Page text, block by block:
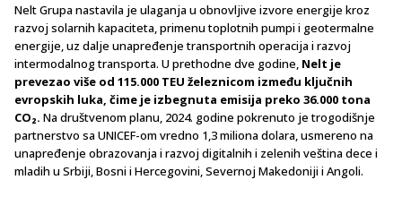
Nelt Grupa nastavila je ulaganja u obnovljive izvore energije kroz
razvoj solarnih kapaciteta, primenu toplotnih pumpi i geotermalne
energije, uz dalje unapređenje transportnih operacija i razvoj
intermodalnog transporta. U prethodne dve godine, Nelt je
prevezao više od 115.000 TEU železnicom između ključnih
evropskih luka, čime je izbegnuta emisija preko 36.000 tona
CO₂. Na društvenom planu, 2024. godine pokrenuto je trogodišnje
partnerstvo sa UNICEF-om vredno 1,3 miliona dolara, usmereno na
unapređenje obrazovanja i razvoj digitalnih i zelenih veština dece i
mladih u Srbiji, Bosni i Hercegovini, Severnoj Makedoniji i Angoli.